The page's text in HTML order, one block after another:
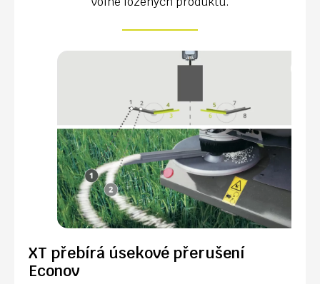
XT přebírá úsekové přerušení
Econov